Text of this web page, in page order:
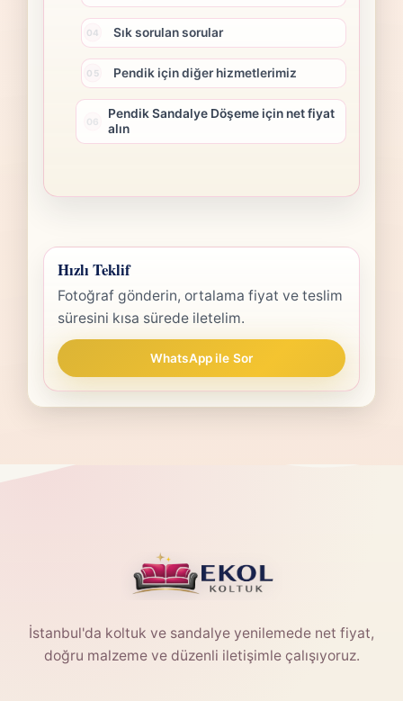
Sık sorulan sorular
Pendik için diğer hizmetlerimiz
Pendik Sandalye Döşeme için net fiyat
alın
Hızlı Teklif
Fotoğraf gönderin, ortalama fiyat ve teslim
süresini kısa sürede iletelim.
WhatsApp ile Sor
İstanbul'da koltuk ve sandalye yenilemede net fiyat,
doğru malzeme ve düzenli iletişimle çalışıyoruz.